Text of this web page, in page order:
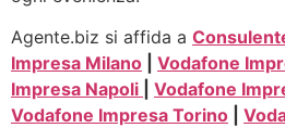
Agente.biz si affida a
Impresa Milano
Vodafone
Impresa Napoli
Vodafone
Vodafone Impresa Torino